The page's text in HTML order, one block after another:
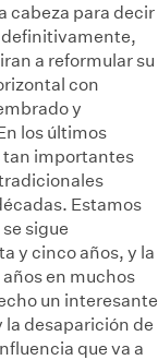
cabeza para decir
definitivamente,
a reformular su
con
y
los últimos
tan importantes
Estamos
sigue
y cinco años, y la
en muchos
un interesante
desaparición de
que va a